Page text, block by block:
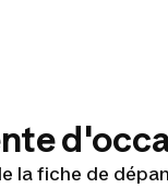
la fiche de